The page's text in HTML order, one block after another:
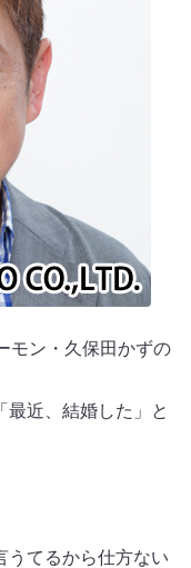
モン・久保田かずの
最近、結婚した」と
うてるから仕方ない